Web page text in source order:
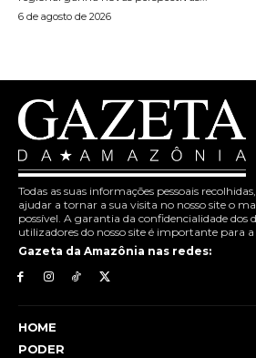
6 de agosto de 2026
Todas as suas informações pessoais
ajudar a tornar a sua visita no nosso site o
possível. A garantia da confidencialidade dos
utilizadores do nosso site é importante para
Gazeta da Amazônia nas redes:
HOME
PODER